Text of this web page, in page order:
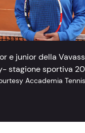
e junior della
stagione sportiva
Accademia